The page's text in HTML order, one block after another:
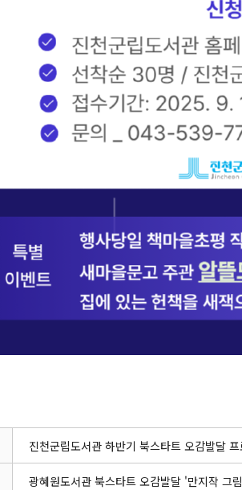
진천군립도서관 하반기 북스타트 오감발달
광혜원도서관 북스타트 오감발달 '만지작 그